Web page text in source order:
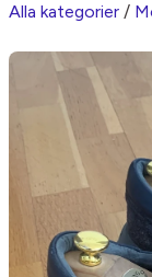
Alla kategorier /